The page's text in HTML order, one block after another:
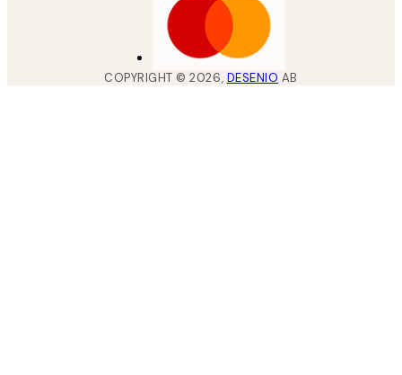
COPYRIGHT ©2026, DESENIO AB